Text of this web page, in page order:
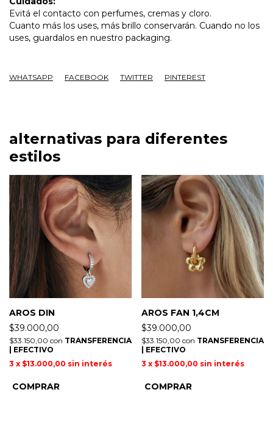
Evitá el contacto con perfumes, cremas y cloro.
Cuanto más los uses, más brillo conservarán. Cuando no los
uses, guardalos en nuestro packaging.
WHATSAPP FACEBOOK TWITTER PINTEREST
alternativas para diferentes
estilos
AROS DIN
$39.000,00
$33.150,00 con TRANSFERENCIA
| EFECTIVO
3 x $13.000,00 sin interés
AROS FAN 1,4CM
$39.000,00
$33.150,00 con TRANSFERENCIA
| EFECTIVO
3 x $13.000,00 sin interés